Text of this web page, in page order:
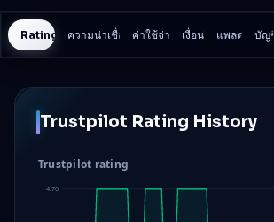
Rating Historyความน่าเชื่อถือและความปลอดภัย
ค่าใช้จ่ายในการเทรด
เงื่อนไข แพลตฟอร์ม
บัญชี
Trustpilot Rating History
Trustpilot rating
4.70